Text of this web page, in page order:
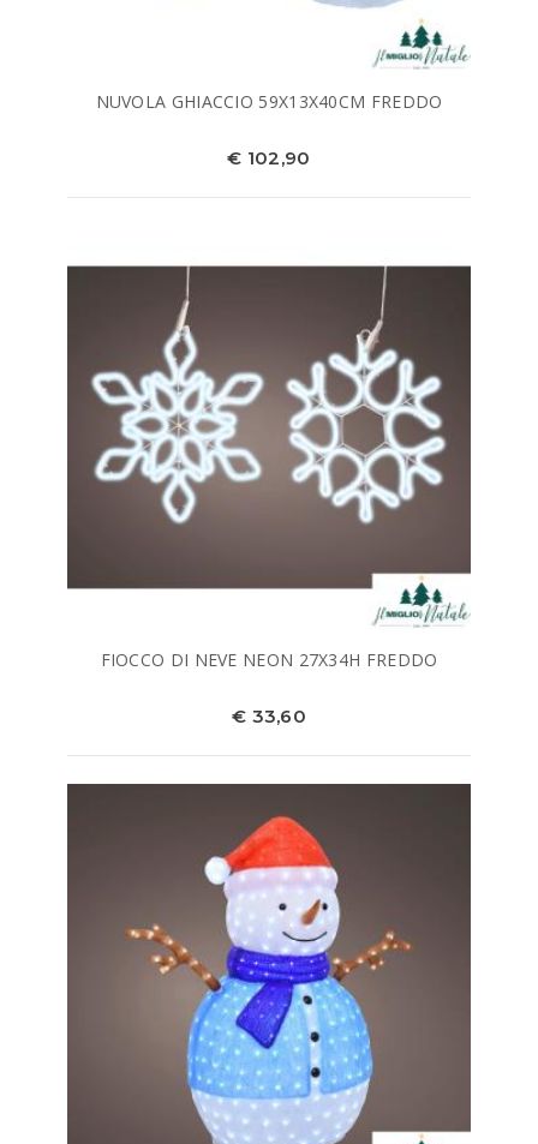
NUVOLA GHIACCIO 59X13X40CM FREDDO
€ 102,90
FIOCCO DI NEVE NEON 27X34H FREDDO
€ 33,60